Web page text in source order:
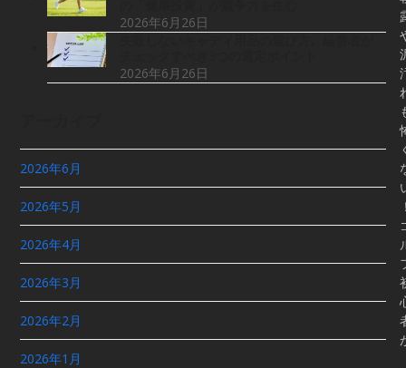
2026年6月26日
2026年6月26日
2026年6月
2026年5月
2026年4月
2026年3月
2026年2月
2026年1月